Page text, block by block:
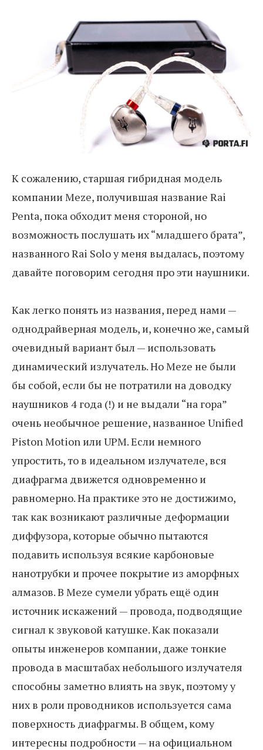
К сожалению, старшая гибридная модель
компании Meze, получившая название Rai
Penta, пока обходит меня стороной, но
возможность послушать их “младшего брата”,
названного Rai Solo у меня выдалась, поэтому
давайте поговорим сегодня про эти наушники.
Как легко понять из названия, перед нами —
однодрайверная модель, и, конечно же, самый
очевидный вариант был — использовать
динамический излучатель. Но Meze не были
бы собой, если бы не потратили на доводку
наушников 4 года (!) и не выдали “на гора”
очень необычное решение, названное Unified
Piston Motion или UPM. Если немного
упростить, то в идеальном излучателе, вся
диафрагма движется одновременно и
равномерно. На практике это не достижимо,
так как возникают различные деформации
диффузора, которые обычно пытаются
подавить используя всякие карбоновые
нанотрубки и прочее покрытие из аморфных
алмазов. В Meze сумели убрать ещё один
источник искажений — провода, подводящие
сигнал к звуковой катушке. Как показали
опыты инженеров компании, даже тонкие
провода в масштабах небольшого излучателя
способны заметно влиять на звук, поэтому у
них в роли проводников используется сама
поверхность диафрагмы. В общем, кому
интересны подробности — на официальном